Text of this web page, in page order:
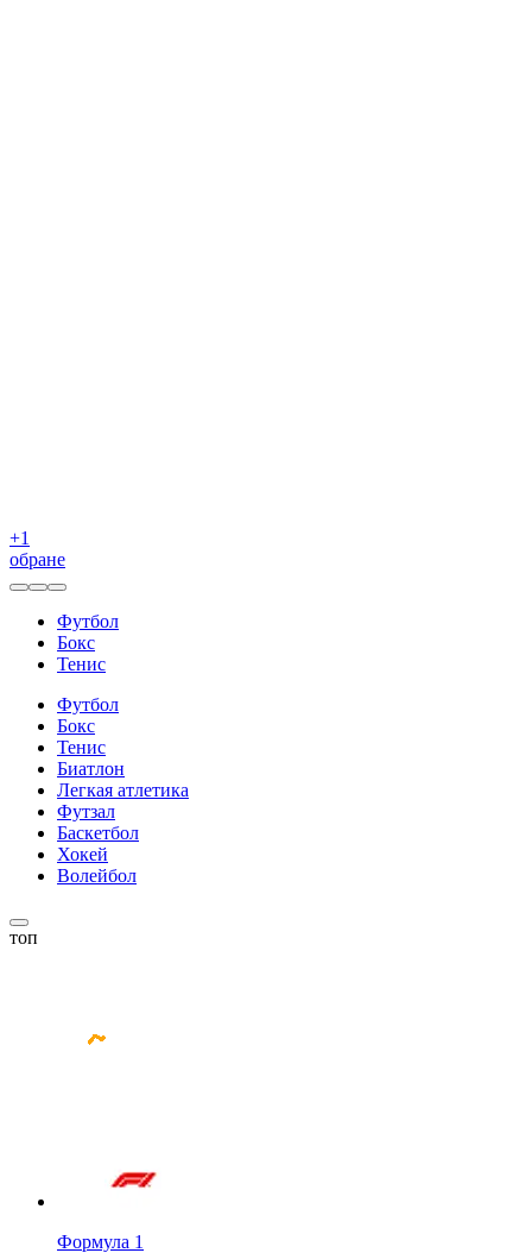
+1
обране
Футбол
Бокс
Тенис
Футбол
Бокс
Тенис
Биатлон
Легкая атлетика
Футзал
Баскетбол
Хокей
Волейбол
топ
Формула 1